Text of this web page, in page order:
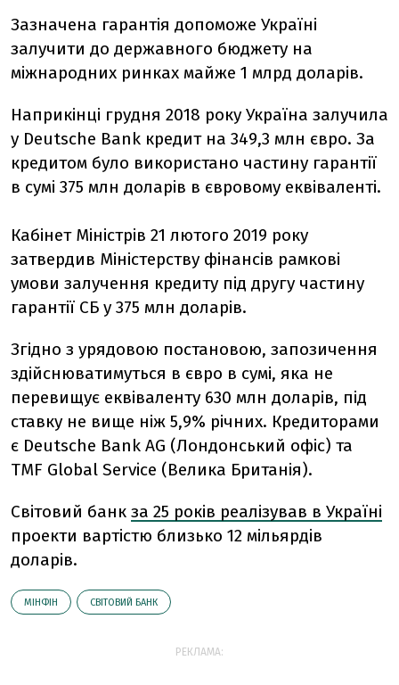
Зазначена гарантія допоможе Україні
залучити до державного бюджету на
міжнародних ринках майже 1 млрд доларів.
Наприкінці грудня 2018 року Україна залучила
у Deutsche Bank кредит на 349,3 млн євро. За
кредитом було використано частину гарантії
в сумі 375 млн доларів в євровому еквіваленті.
Кабінет Міністрів 21 лютого 2019 року
затвердив Міністерству фінансів рамкові
умови залучення кредиту під другу частину
гарантії СБ у 375 млн доларів.
Згідно з урядовою постановою, запозичення
здійснюватимуться в євро в сумі, яка не
перевищує еквіваленту 630 млн доларів, під
ставку не вище ніж 5,9% річних. Кредиторами
є Deutsche Bank AG (Лондонський офіс) та
TMF Global Service (Велика Британія).
Світовий банк за 25 років реалізував в Україні
проекти вартістю близько 12 мільярдів
доларів.
МІНФІН СВІТОВИЙ БАНК
РЕКЛАМА: